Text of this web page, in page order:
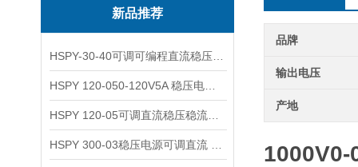
新品推荐
品牌
输出电压
产地
1000V0-